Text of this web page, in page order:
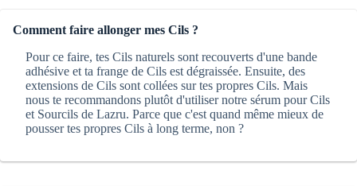
Comment faire allonger mes Cils ?
Pour ce faire, tes Cils naturels sont recouverts d'une bande
adhésive et ta frange de Cils est dégraissée. Ensuite, des
extensions de Cils sont collées sur tes propres Cils. Mais
nous te recommandons plutôt d'utiliser notre sérum pour Cils
et Sourcils de Lazru. Parce que c'est quand même mieux de
pousser tes propres Cils à long terme, non ?